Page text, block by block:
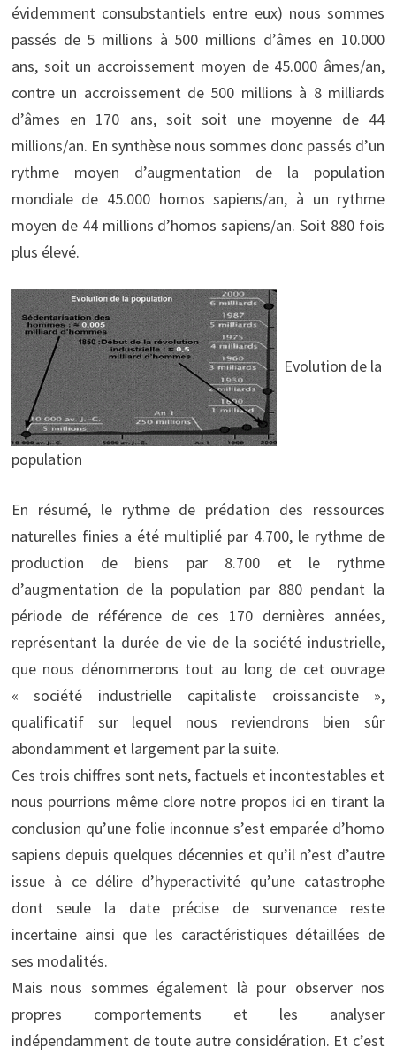
évidemment consubstantiels entre eux) nous sommes
passés de 5 millions à 500 millions d’âmes en 10.000
ans, soit un accroissement moyen de 45.000 âmes/an,
contre un accroissement de 500 millions à 8 milliards
d’âmes en 170 ans, soit soit une moyenne de 44
millions/an. En synthèse nous sommes donc passés d’un
rythme moyen d’augmentation de la population
mondiale de 45.000 homos sapiens/an, à un rythme
moyen de 44 millions d’homos sapiens/an. Soit 880 fois
plus élevé.
Evolution de la
population
En résumé, le rythme de prédation des ressources
naturelles finies a été multiplié par 4.700, le rythme de
production de biens par 8.700 et le rythme
d’augmentation de la population par 880 pendant la
période de référence de ces 170 dernières années,
représentant la durée de vie de la société industrielle,
que nous dénommerons tout au long de cet ouvrage
« société industrielle capitaliste croissanciste »,
qualificatif sur lequel nous reviendrons bien sûr
abondamment et largement par la suite.
Ces trois chiffres sont nets, factuels et incontestables et
nous pourrions même clore notre propos ici en tirant la
conclusion qu’une folie inconnue s’est emparée d’homo
sapiens depuis quelques décennies et qu’il n’est d’autre
issue à ce délire d’hyperactivité qu’une catastrophe
dont seule la date précise de survenance reste
incertaine ainsi que les caractéristiques détaillées de
ses modalités.
Mais nous sommes également là pour observer nos
propres comportements et les analyser
indépendamment de toute autre considération. Et c’est